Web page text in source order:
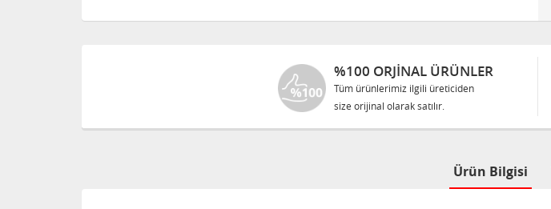
%100 ORJINAL ÜRÜNLER
Tüm ürünlerimiz ilgili üreticiden
size orijinal olarak satılır.
Ürün Bilgisi